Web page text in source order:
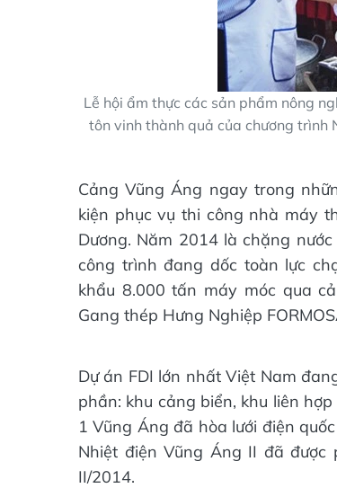
Lễ hội ẩm thực các sản phẩm nông
tôn vinh thành quả của chương trình
Cảng Vũng Áng ngay trong
kiện phục vụ thi công nhà máy
Dương. Năm 2014 là chặng
công trình đang dốc toàn lực
khẩu 8.000 tấn máy móc qua
Gang thép Hưng Nghiệp
Dự án FDI lớn nhất Việt Nam
phần: khu cảng biển, khu liên
1 Vũng Áng đã hòa lưới điện
Nhiệt điện Vũng Áng II đã
II/2014.